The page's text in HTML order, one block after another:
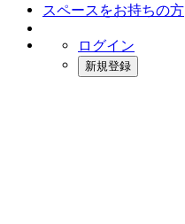
スペースをお持ちの方
ログイン
新規登録